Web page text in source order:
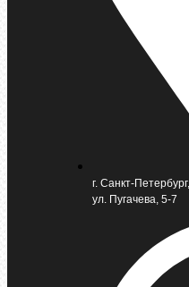
г. Санкт-Петербург,
ул. Пугачева, 5-7